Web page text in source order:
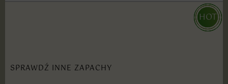
SPRAWDŹ INNE ZAPACHY
HOT
HOT
HOT